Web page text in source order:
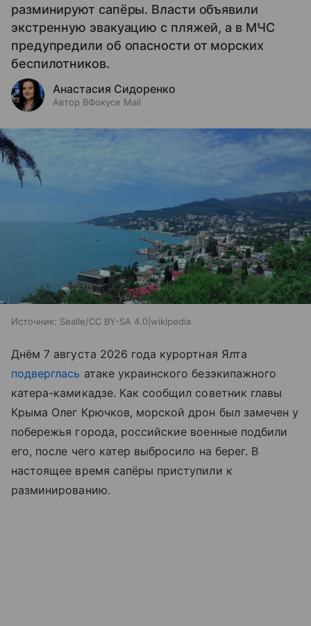
разминируют сапёры. Власти объявили
экстренную эвакуацию с пляжей, а в МЧС
предупредили об опасности от морских
беспилотников.
Анастасия Сидоренко
Автор ВФокусе Mail
Источник: Sealle/CC BY-SA 4.0|wikipedia
Днём 7 августа 2026 года курортная Ялта
подверглась атаке украинского безэкипажного
катера-камикадзе. Как сообщил советник главы
Крыма Олег Крючков, морской дрон был замечен у
побережья города, российские военные подбили
его, после чего катер выбросило на берег. В
настоящее время сапёры приступили к
разминированию.